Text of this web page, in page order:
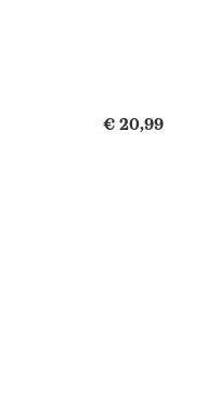
€ 20,99